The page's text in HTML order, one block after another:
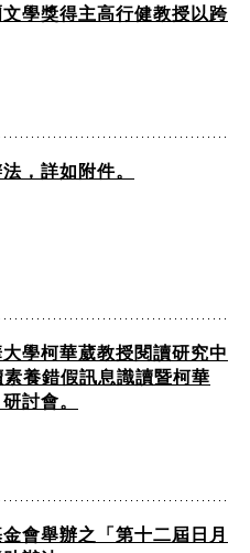
學獎得主高行健教授以跨
，詳如附件。
學柯華葳教授閱讀研究中
養錯假訊息識讀暨柯華
討會。
會舉辦之「第十二屆日月